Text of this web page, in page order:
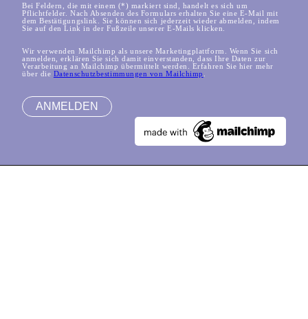
Bei Feldern, die mit einem (*) markiert sind, handelt es sich um
Pflichtfelder. Nach Absenden des Formulars erhalten Sie eine E-Mail mit
dem Bestätigungslink. Sie können sich jederzeit wieder abmelden, indem
Sie auf den Link in der Fußzeile unserer E-Mails klicken.
Wir verwenden Mailchimp als unsere Marketingplattform. Wenn Sie sich
anmelden, erklären Sie sich damit einverstanden, dass Ihre Daten zur
Verarbeitung an Mailchimp übermittelt werden. Erfahren Sie hier mehr
über die Datenschutzbestimmungen von Mailchimp